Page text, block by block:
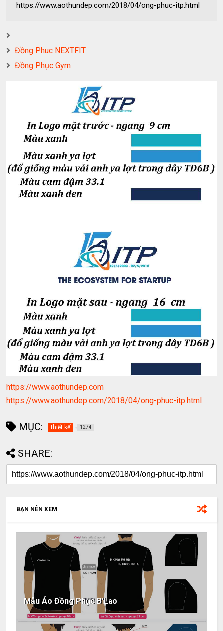
https://www.aothundep.com/2018/04/ong-phuc-itp.html
Đồng Phuc NEXTFIT
Đồng Phục Gym
https://www.aothundep.com
https://www.aothundep.com/2018/04/ong-phuc-itp.html
MỤC: thiết kế 1274
SHARE:
BẠN NÊN XEM
Mẫu Áo Đồng Phục B'Lao